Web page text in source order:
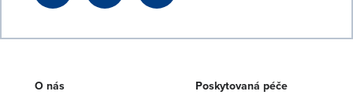
O nás Poskytovaná péče